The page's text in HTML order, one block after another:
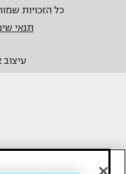
כל הזכויות שמורות © 2014 מעריב
תנאי